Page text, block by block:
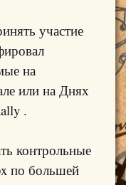
участие
на
или на Днях
.
контрольные
по большей